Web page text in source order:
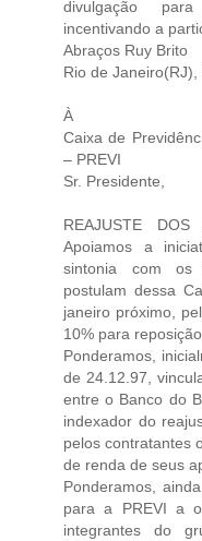
divulgação
incentivando a
Abraços Ruy Brito
Rio de
À
Caixa de
– PREVI
Sr. Presidente,
REAJUSTE
Apoiamos a
sintonia com os
postulam dessa
janeiro próximo,
10% para
Ponderamos,
de 24.12.97,
entre o Banco do
indexador do
pelos contratantes
de renda de seus
Ponderamos,
para a PREVI a
integrantes do